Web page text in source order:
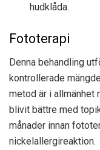
hudklåda.
Fototerapi
Denna behandling
kontrollerade
metod är i allmänhet
blivit bättre med
månader innan
nickelallergireaktion.